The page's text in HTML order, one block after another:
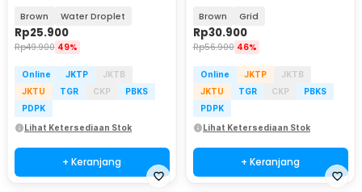
Brown Water Droplet
Rp25.900
Rp49.900 49%
Online JKTP
JKTB
JKTU
TGR CKP
PBKS
PDPK
Lihat Ketersediaan Stok
+ Keranjang
Brown Grid
Rp30.900
Rp56.900 46%
Online JKTP
JKTB
JKTU
TGR CKP
PBKS
PDPK
Lihat Ketersediaan Stok
+ Keranjang